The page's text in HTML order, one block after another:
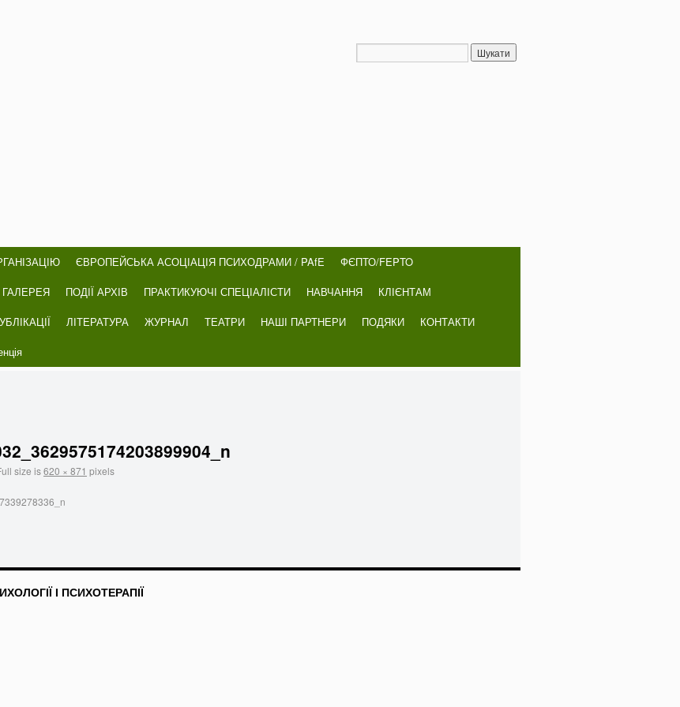
ЄВРОПЕЙСЬКА АСОЦІАЦІЯ ПСИХОДРАМИ / PAfE
ФЄПТО/FEPTO
ПОДІЇ АРХІВ ПРАКТИКУЮЧІ СПЕЦІАЛІСТИ НАВЧАННЯ
КЛІЄНТАМ
ЛІТЕРАТУРА ЖУРНАЛ ТЕАТРИ НАШІ ПАРТНЕРИ ПОДЯКИ
КОНТАКТИ
size is620 × 871 pixels
І ПСИХОТЕРАПІЇ